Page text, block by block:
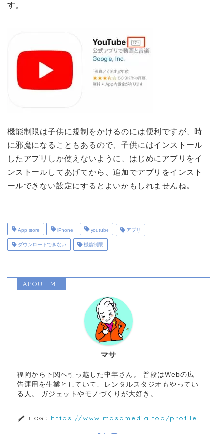
す。
機能制限は子供に規制をかけるのには便利ですが、時
に邪魔になることもあるので、子供にはインストール
したアプリしか使えないように、はじめにアプリをイ
ンストールしてあげてから、追加でアプリをインスト
ールできない設定にするとよいかもしれませんね。
App store iPhone youtube アプリ
ダウンロードできない 機能制限
ABOUT ME
マサ
福岡から下関へ引っ越した中年さん。 普段はWebの広
告運用を生業としていて、レンタルスタジオもやってい
る人。 ガジェットやモノづくりが大好き。
BLOG： https://www.masamedia.top/profile